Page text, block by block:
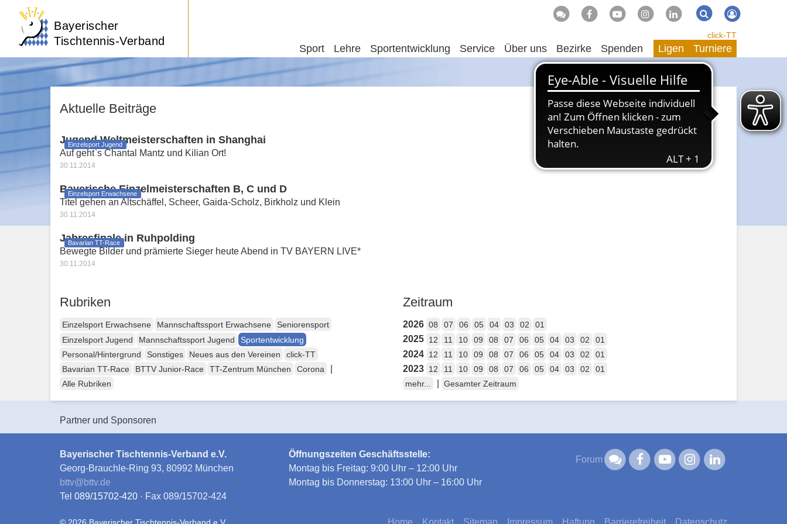
Bayerischer
Tischtennis-Verband
Suche Suchen
Sport Lehre Sportentwicklung Service Über uns Bezirke Spenden
click-TT
Ligen Turniere
Aktuelle Beiträge
Einzelsport Jugend
Jugend Weltmeisterschaften in Shanghai
Auf geht`s Chantal Mantz und Kilian Ort!
30.11.2014
Einzelsport Erwachsene
Bayerische Einzelmeisterschaften B, C und D
Titel gehen an Altschäffel, Scheer, Gaida-Scholz, Birkholz und Klein
30.11.2014
Bavarian TT-Race
Jahresfinale in Ruhpolding
Bewegte Bilder und prämierte Sieger heute Abend in TV BAYERN LIVE*
30.11.2014
Rubriken
Einzelsport Erwachsene Mannschaftssport Erwachsene
Seniorensport
Einzelsport Jugend
Mannschaftssport Jugend
Sportentwicklung
Personal/Hintergrund
Sonstiges Neues aus den Vereinen
click-TT
Bavarian TT-Race
BTTV Junior-Race TT-Zentrum München Corona
Alle Rubriken
Zeitraum
2026 08 07 06 05 04 03 02 01
2025 12 11 10 09 08 07 06 05 04 03 02 01
2024 12 11 10 09 08 07 06 05 04 03 02 01
2023 12 11 10 09 08 07 06 05 04 03 02
01
mehr...
Gesamter Zeitraum
Partner und Sponsoren
Bayerischer Tischtennis-Verband e.V.
Georg-Brauchle-Ring 93, 80992 München
bttv@bttv.de
Tel 089/15702-420 · Fax 089/15702-424
Öffnungszeiten Geschäftsstelle:
Montag bis Freitag: 9:00 Uhr – 12:00 Uhr
Montag bis Donnerstag: 13:00 Uhr – 16:00 Uhr
Forum